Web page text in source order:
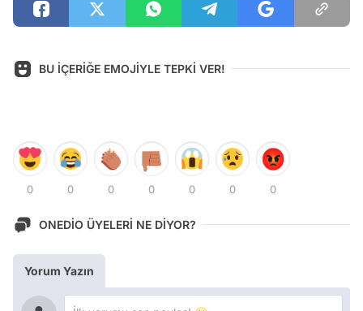
BU İÇERİĞE EMOJİYLE TEPKİ VER!
0 0 0 0 0 0 0
ONEDİO ÜYELERİ NE DİYOR?
Yorum Yazın